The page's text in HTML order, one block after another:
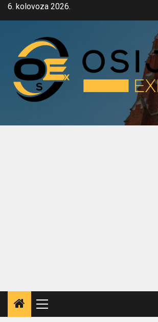
Skip6. kolovoza 2026.
Primary
Menu